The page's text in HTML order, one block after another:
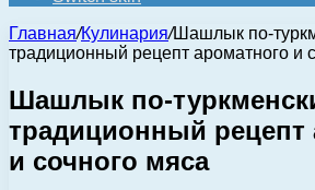
Главная/Кулинария/Шашлык по-
традиционный рецепт ароматного и
Шашлык по-
традиционный рецепт
и сочного мяса